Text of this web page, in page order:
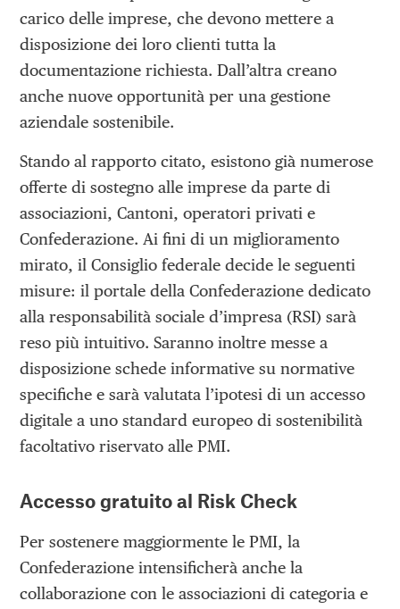
carico delle imprese, che devono mettere a
disposizione dei loro clienti tutta la
documentazione richiesta. Dall’altra creano
anche nuove opportunità per una gestione
aziendale sostenibile.
Stando al rapporto citato, esistono già numerose
offerte di sostegno alle imprese da parte di
associazioni, Cantoni, operatori privati e
Confederazione. Ai fini di un miglioramento
mirato, il Consiglio federale decide le seguenti
misure: il portale della Confederazione dedicato
alla responsabilità sociale d’impresa (RSI) sarà
reso più intuitivo. Saranno inoltre messe a
disposizione schede informative su normative
specifiche e sarà valutata l’ipotesi di un accesso
digitale a uno standard europeo di sostenibilità
facoltativo riservato alle PMI.
Accesso gratuito al Risk Check
Per sostenere maggiormente le PMI, la
Confederazione intensificherà anche la
collaborazione con le associazioni di categoria e